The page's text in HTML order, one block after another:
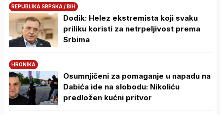
REPUBLIKA SRPSKA / BIH
Dodik: Helez ekstremista koji svaku
priliku koristi za netrpeljivost prema
Srbima
HRONIKA
Osumnjičeni za pomaganje u napadu na
Dabića ide na slobodu: Nikoliću
predložen kućni pritvor